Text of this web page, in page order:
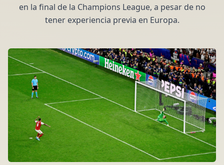
en la final de la Champions League, a pesar de no
tener experiencia previa en Europa.